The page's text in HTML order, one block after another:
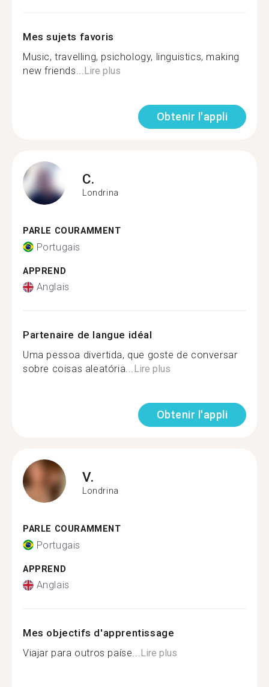
Mes sujets favoris
Music, travelling, psichology, linguistics, making
new friends...Lire plus
Obtenir l'appli
C.
Londrina
PARLE COURAMMENT
Portugais
APPREND
Anglais
Partenaire de langue idéal
Uma pessoa divertida, que goste de conversar
sobre coisas aleatória...Lire plus
Obtenir l'appli
V.
Londrina
PARLE COURAMMENT
Portugais
APPREND
Anglais
Mes objectifs d'apprentissage
Viajar para outros paíse...Lire plus